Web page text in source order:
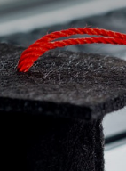
Ga direct naar
... > Google
Veel gezocht
Opleiding